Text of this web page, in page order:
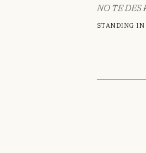
NO TE DES
Standing